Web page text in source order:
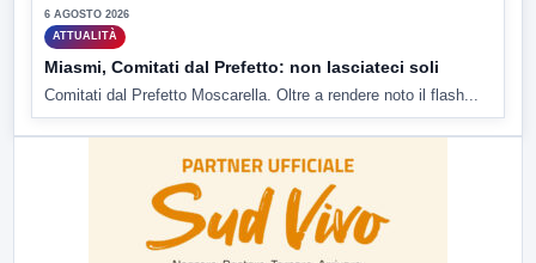
6 AGOSTO 2026
ATTUALITÀ
Miasmi, Comitati dal Prefetto: non lasciateci soli
Comitati dal Prefetto Moscarella. Oltre a rendere noto il flash...